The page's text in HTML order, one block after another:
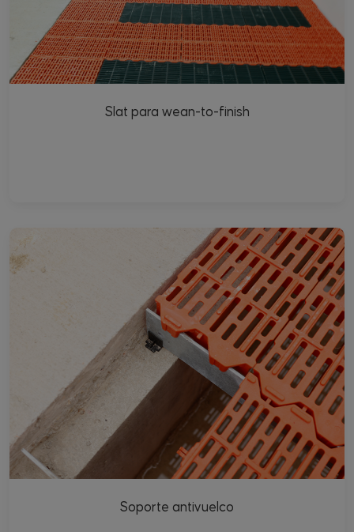
Slat para wean-to-finish
Soporte antivuelco